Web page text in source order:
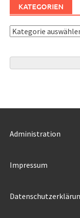
KATEGORIEN
Kategorien
Administration
Impressum